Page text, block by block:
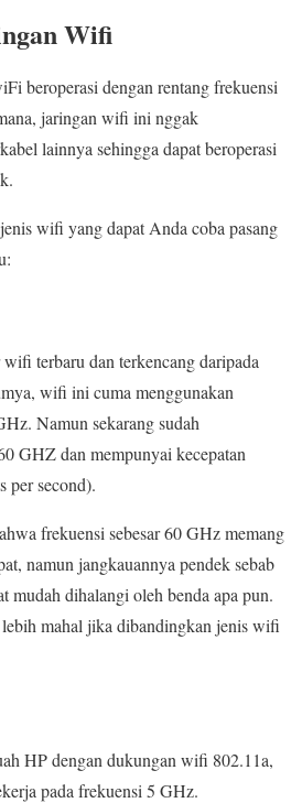
Wifi
beroperasi dengan rentang frekuensi
jaringan wifi ini nggak
lainnya sehingga dapat beroperasi
wifi yang dapat Anda coba pasang
terbaru dan terkencang daripada
wifi ini cuma menggunakan
Namun sekarang sudah
GHZ dan mempunyai kecepatan
per second).
frekuensi sebesar 60 GHz memang
namun jangkauannya pendek sebab
mudah dihalangi oleh benda apa pun.
mahal jika dibandingkan jenis wifi
HP dengan dukungan wifi 802.11a,
pada frekuensi 5 GHz.